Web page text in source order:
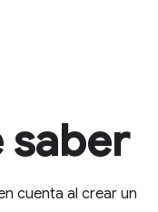
saber
cuenta al crear un